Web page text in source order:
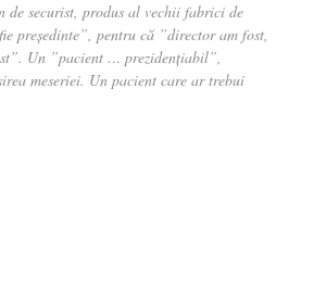
de securist, produs al vechii fabrici de
președinte”, pentru că ”director am fost,
Un ”pacient … prezidențiabil”,
meseriei. Un pacient care ar trebui